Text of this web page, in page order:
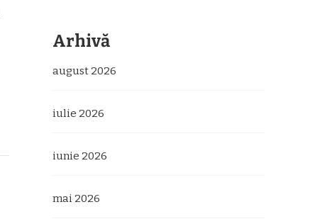
Arhivă
august 2026
iulie 2026
iunie 2026
mai 2026